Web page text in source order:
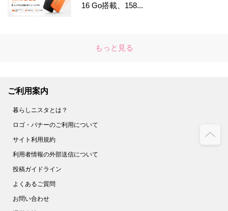
16 Go搭載、158...
もっと見る
ご利用案内
暮らしニスタとは？
ロゴ・バナーのご利用について
サイト利用規約
利用者情報の外部送信について
投稿ガイドライン
よくあるご質問
お問い合わせ